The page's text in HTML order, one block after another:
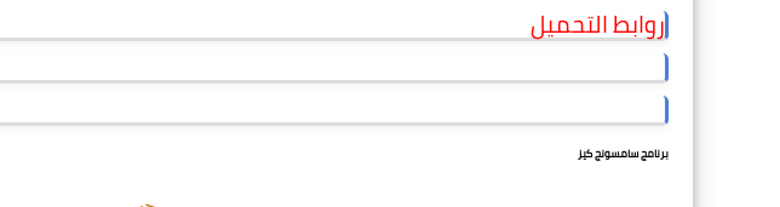
روابط التحميل
برنامج سامسونج كيز